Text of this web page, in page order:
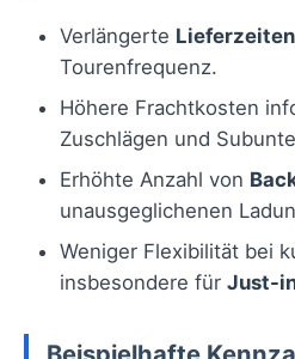
Verlängerte Lieferzeiten
Tourenfrequenz.
Höhere Frachtkosten
Zuschlägen und
Erhöhte Anzahl von
unausgeglichenen
Weniger Flexibilität bei
insbesondere für Just-